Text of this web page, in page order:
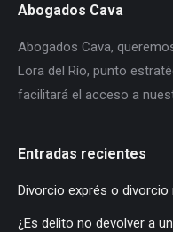
Abogados Cava
Abogados Cava,
Lora del Río, punto
facilitará el acceso a
Entradas recientes
Divorcio exprés o divorcio
¿Es delito no devolver a